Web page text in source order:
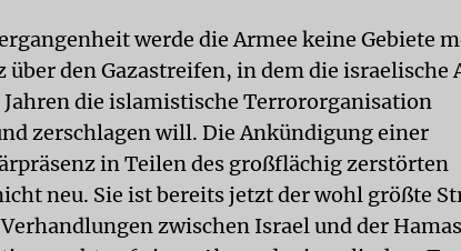
werde die Armee keine Gebiete
über den Gazastreifen, in dem die israelische
die islamistische Terrororganisation
zerschlagen will. Die Ankündigung einer
in Teilen des großflächig zerstörten
neu. Sie ist bereits jetzt der wohl größte
zwischen Israel und der